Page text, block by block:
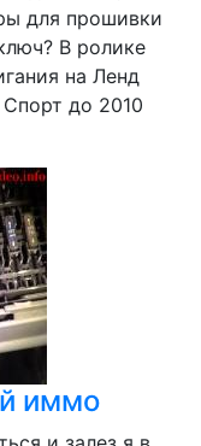
для прошивки
В ролике
на Ленд
до 2010
иммо